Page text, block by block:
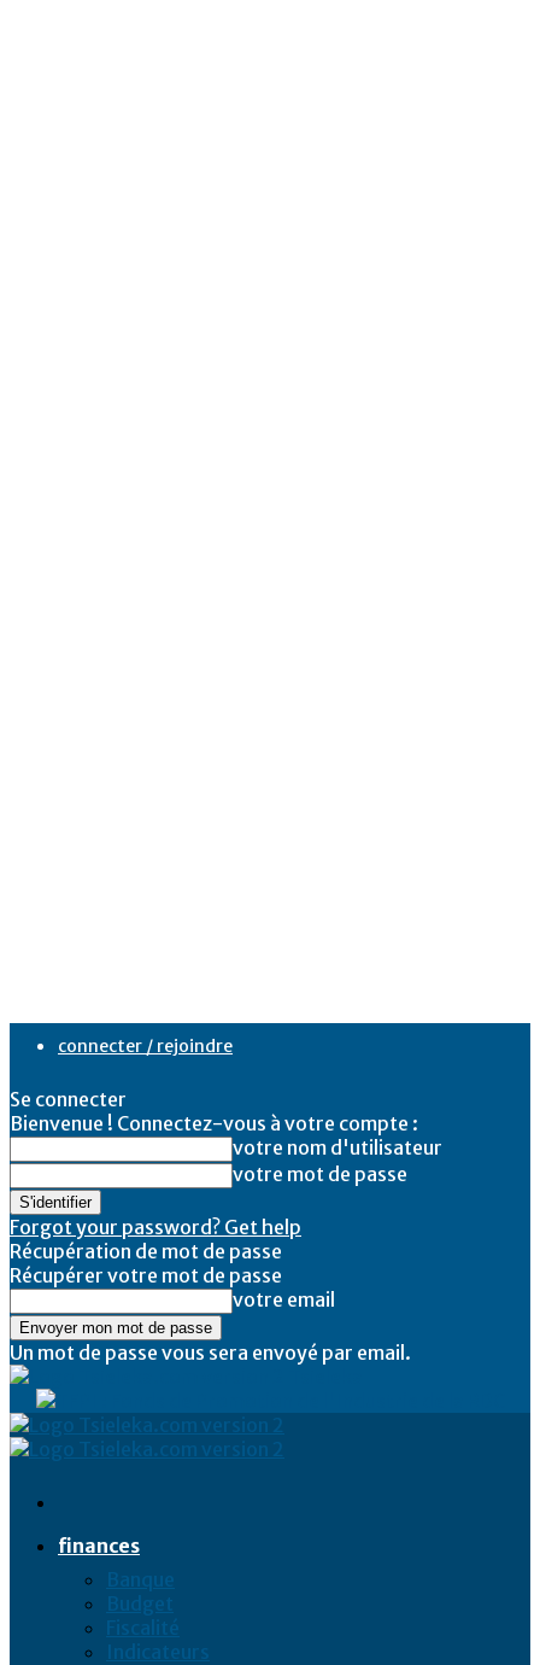
connecter / rejoindre
Se connecter
Bienvenue ! Connectez-vous à votre compte :
votre nom d'utilisateur
votre mot de passe
Forgot your password? Get help
Récupération de mot de passe
Récupérer votre mot de passe
votre email
Un mot de passe vous sera envoyé par email.
finances
Banque
Budget
Fiscalité
Indicateurs